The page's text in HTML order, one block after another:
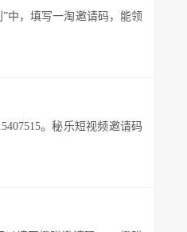
中，填写一淘邀请码，能领
。秘乐短视频邀请码